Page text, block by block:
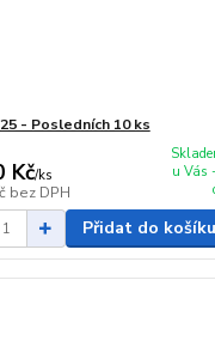
- Posledních 10 ks
Kč/ks
bez DPH
u Vás
Přidat do košíku